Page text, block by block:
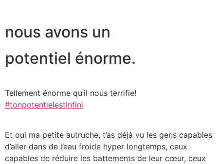
nous avons un
potentiel énorme.
Tellement énorme qu’il nous terrifie!
#tonpotentielestinfini
Et oui ma petite autruche, t’as déjà vu les gens capables
d’aller dans de l’eau froide hyper longtemps, ceux
capables de réduire les battements de leur cœur, ceux